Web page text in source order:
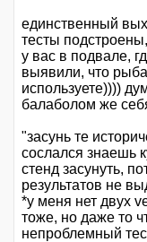
единственный
тесты
у вас в подвале,
выявили, что
используете))))
балаболом же
"засунь те
сослался знаешь
стенд засунуть,
результатов не
*у меня нет двух
тоже, но даже то
непроблемный